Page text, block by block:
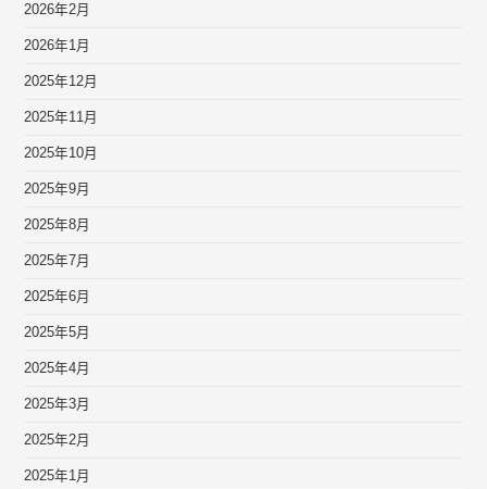
2026年2月
2026年1月
2025年12月
2025年11月
2025年10月
2025年9月
2025年8月
2025年7月
2025年6月
2025年5月
2025年4月
2025年3月
2025年2月
2025年1月